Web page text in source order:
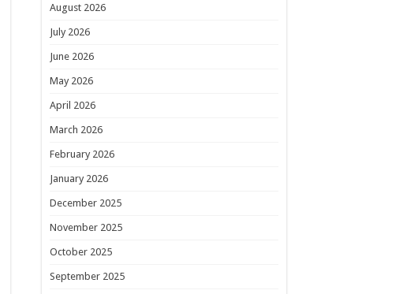
August 2026
July 2026
June 2026
May 2026
April 2026
March 2026
February 2026
January 2026
December 2025
November 2025
October 2025
September 2025